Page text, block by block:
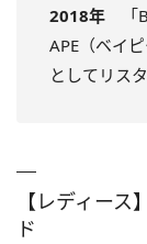
2018年 「
APE（ベイ
としてリス
【レディー
ド